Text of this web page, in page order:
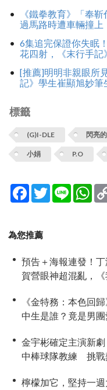
《鐵拳教育》「奉
過馬路時遭車輛撞上
6集追完保證你失眠
花四射，《末行手記
[推薦]明明非親眼所
記》學生崔顯旭妙筆
標籤
(G)I-DLE 閃亮
小娟 P.O
Facebook
TwitterLine
為您推薦
預告＋海報連發！
賀營眼神超混亂，
《金特務：本色回
中生是誰？竟是男
金宇彬確定主演新
中棒球隊教練 挑戰
檸檬加它，堅持一